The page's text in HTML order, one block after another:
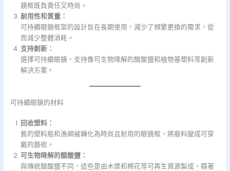
鏡框既負責任又時尚。
耐用性和質量：
可持續眼鏡框架的設計旨在長期使用，減少了頻繁更換的需求，從
而減少整體消耗。
支持創新：
選擇可持續眼鏡，支持像可生物降解的醋酸鹽和植物基塑料等創新
解決方案。
可持續眼鏡的材料
回收塑料：
舊的塑料瓶和漁網被轉化為時尚且耐用的眼鏡框，將廢料變成可穿
戴的藝術。
可生物降解的醋酸鹽：
與傳統醋酸鹽不同，這些是由木漿和棉花等可再生資源製成，隨著